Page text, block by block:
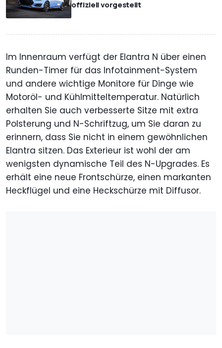
offiziell vorgestellt
Im Innenraum verfügt der Elantra N über einen
Runden-Timer für das Infotainment-System
und andere wichtige Monitore für Dinge wie
Motoröl- und Kühlmitteltemperatur. Natürlich
erhalten Sie auch verbesserte Sitze mit extra
Polsterung und N-Schriftzug, um Sie daran zu
erinnern, dass Sie nicht in einem gewöhnlichen
Elantra sitzen. Das Exterieur ist wohl der am
wenigsten dynamische Teil des N-Upgrades. Es
erhält eine neue Frontschürze, einen markanten
Heckflügel und eine Heckschürze mit Diffusor.